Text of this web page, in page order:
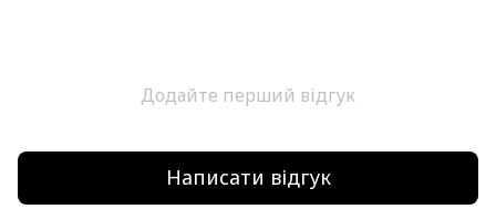
Додайте перший відгук
Написати відгук